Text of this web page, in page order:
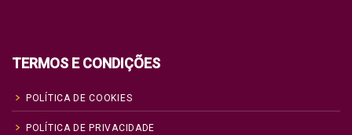
TERMOS E CONDIÇÕES
POLÍTICA DE COOKIES
POLÍTICA DE PRIVACIDADE